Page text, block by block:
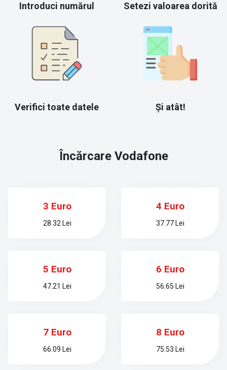
Introduci numărul Setezi valoarea dorită
Verifici toate datele Și atât!
Încărcare Vodafone
3 Euro
28.32 Lei
4 Euro
37.77 Lei
5 Euro
47.21 Lei
6 Euro
56.65 Lei
7 Euro
66.09 Lei
8 Euro
75.53 Lei